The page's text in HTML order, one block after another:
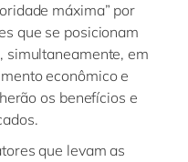
máxima” por
que se posicionam
simultaneamente, em
econômico e
os benefícios e
que levam as